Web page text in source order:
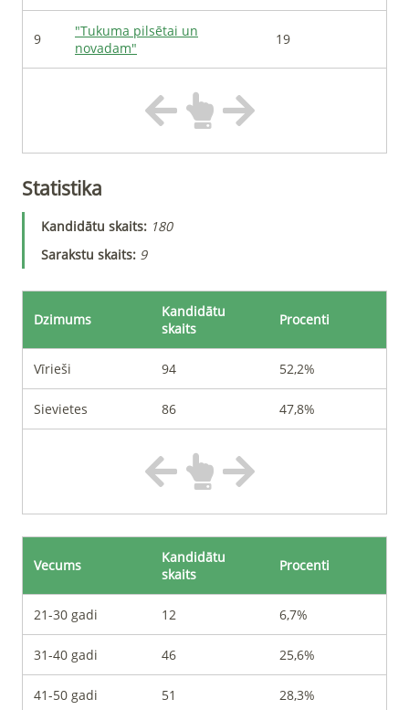
9
"Tukuma pilsētai un
novadam"
19
Statistika
Kandidātu skaits: 180
Sarakstu skaits: 9
Dzimums
Kandidātu
skaits
Procenti
Vīrieši 94 52,2%
Sievietes 86 47,8%
Vecums
Kandidātu
skaits
Procenti
21-30 gadi 12 6,7%
31-40 gadi 46 25,6%
41-50 gadi 51 28,3%